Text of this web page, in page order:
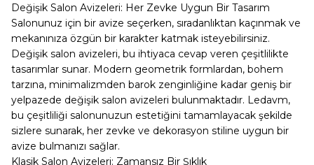
Değişik Salon Avizeleri: Her Zevke Uygun Bir Tasarım
Salonunuz için bir avize seçerken, sıradanlıktan kaçınmak ve
mekanınıza özgün bir karakter katmak isteyebilirsiniz.
Değişik salon avizeleri, bu ihtiyaca cevap veren çeşitlilikte
tasarımlar sunar. Modern geometrik formlardan, bohem
tarzına, minimalizmden barok zenginliğine kadar geniş bir
yelpazede değişik salon avizeleri bulunmaktadır. Ledavm,
bu çeşitliliği salonunuzun estetiğini tamamlayacak şekilde
sizlere sunarak, her zevke ve dekorasyon stiline uygun bir
avize bulmanızı sağlar.
Klasik Salon Avizeleri: Zamansız Bir Şıklık